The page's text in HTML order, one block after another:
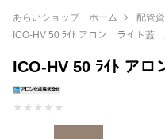
あらいショップ ホーム 配管
ICO-HV 50 ﾗｲﾄ アロン ライト蓋
ICO-HV 50 ﾗｲﾄ ア
★ ★ ★ ★ ★